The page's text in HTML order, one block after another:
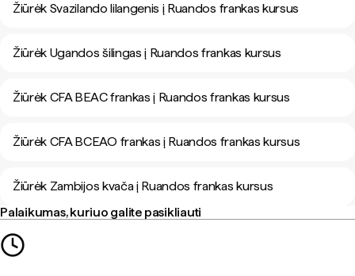
Žiūrėk Svazilando lilangenis į Ruandos frankas kursus
Žiūrėk Ugandos šilingas į Ruandos frankas kursus
Žiūrėk CFA BEAC frankas į Ruandos frankas kursus
Žiūrėk CFA BCEAO frankas į Ruandos frankas kursus
Žiūrėk Zambijos kvača į Ruandos frankas kursus
Palaikumas, kuriuo galite pasikliauti